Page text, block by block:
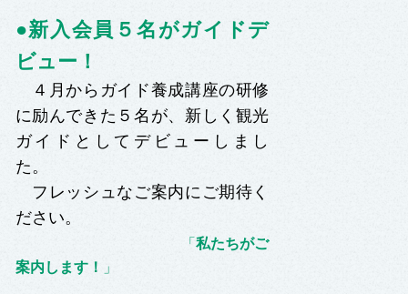
●新入会員５名がガイドデ
ビュー！
４月からガイド養成講座の研修
に励んできた５名が、新しく観光
ガイドとしてデビューしまし
た。
フレッシュなご案内にご期待く
ださい。
「私たちがご
案内します！
」